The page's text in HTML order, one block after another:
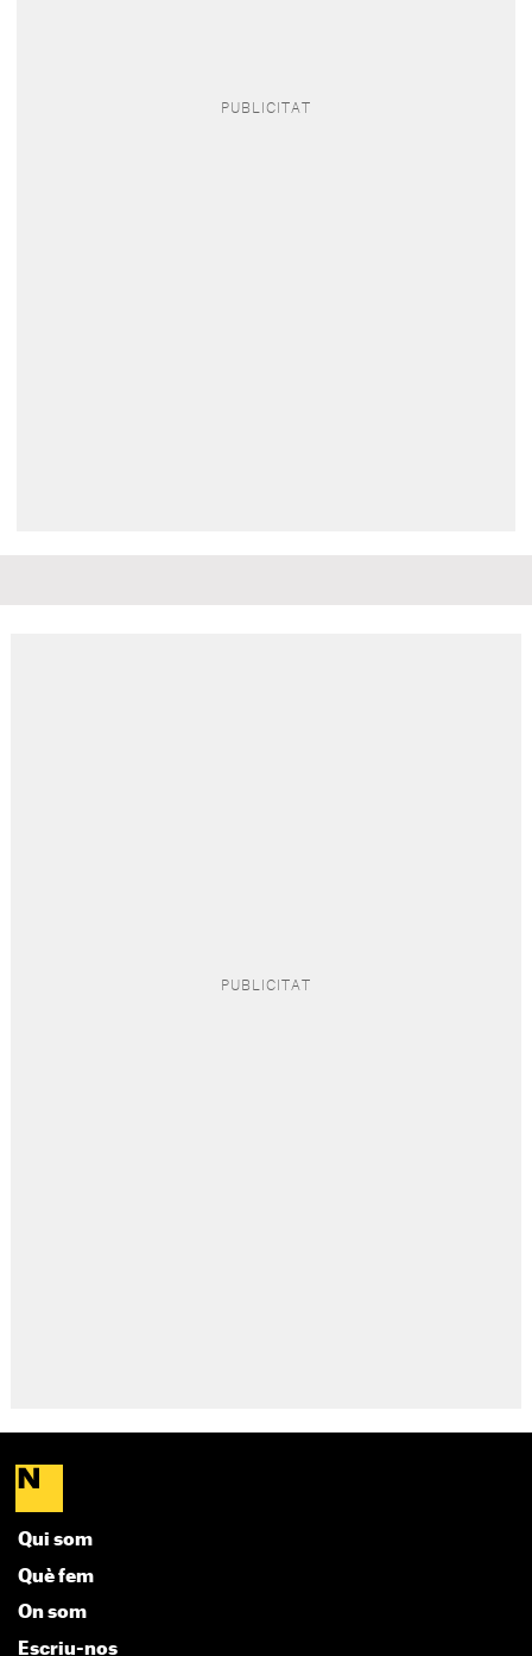
Qui som
Què fem
On som
Escriu-nos